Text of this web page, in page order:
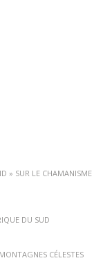
» SUR LE CHAMANISME
DU SUD
CÉLESTES